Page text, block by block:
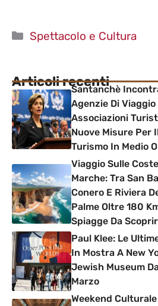
Categorie
Spettacolo e Cultura
Articoli recenti
Santanchè
Agenzie Di Viaggio
Associazioni
Nuove Misure Per
Turismo In Medio
Viaggio Sulle
Marche: Tra San
Conero E Riviera
Palme Oltre 180
Spiagge Da
Paul Klee: Le
In Mostra A New
Jewish Museum
Marzo
Weekend